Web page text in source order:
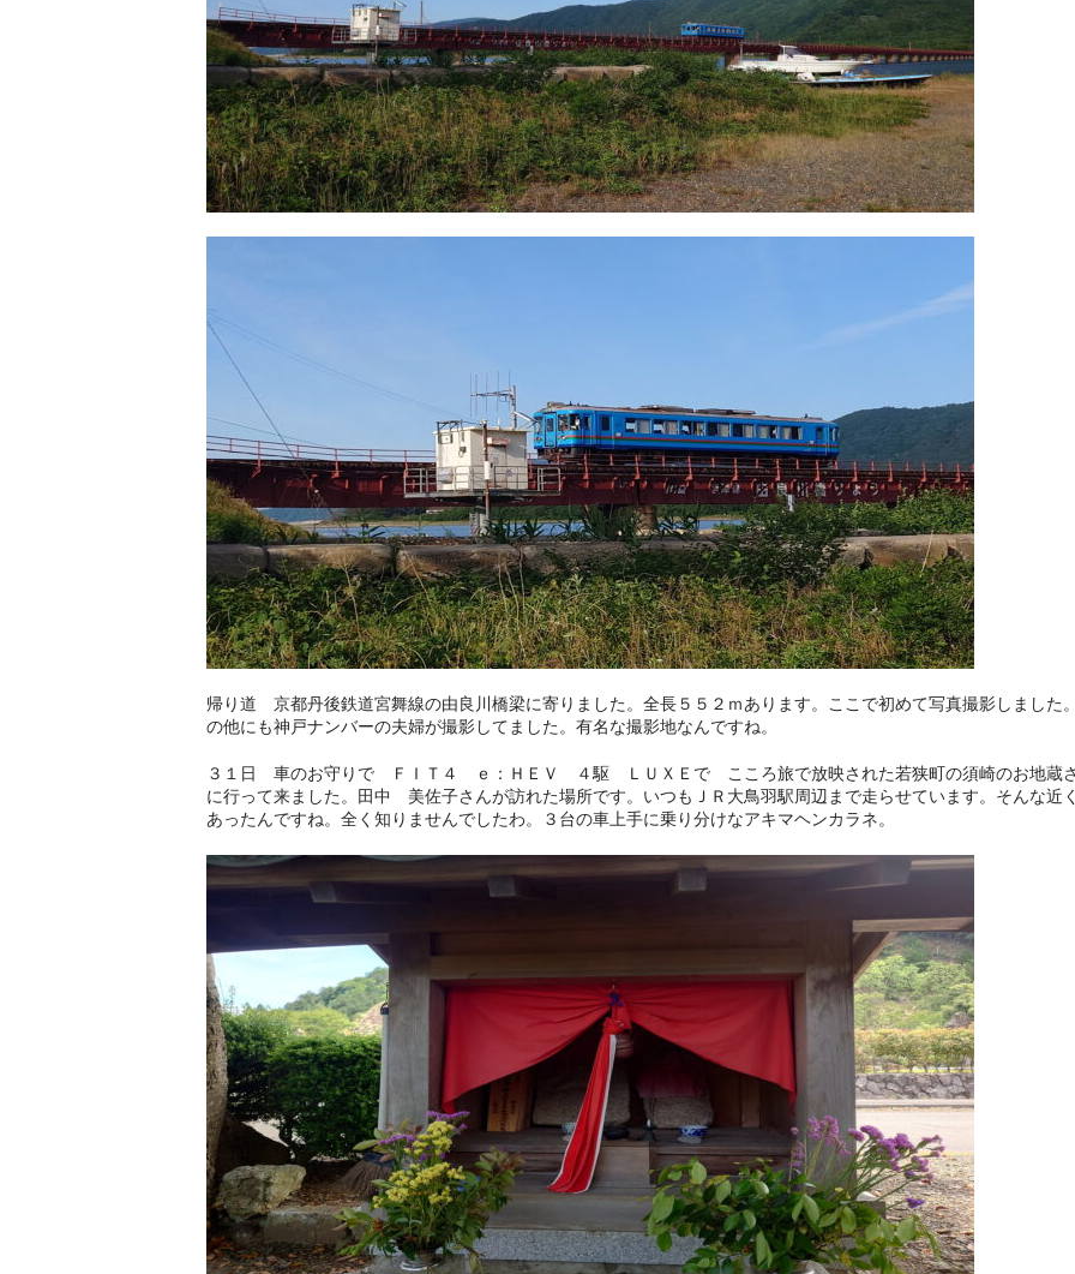
帰り道 京都丹後鉄道宮舞線の由良川橋梁に寄りました。全長５５２ｍあります。ここで初めて写真撮影しました
の他にも神戸ナンバーの夫婦が撮影してました。有名な撮影地なんですね。
３１日 車のお守りで ＦＩＴ４ ｅ：ＨＥＶ ４駆 ＬＵＸＥで こころ旅で放映された若狭町の須崎のお地蔵
に行って来ました。田中 美佐子さんが訪れた場所です。いつもＪＲ大鳥羽駅周辺まで走らせています。そんな近
あったんですね。全く知りませんでしたわ。３台の車上手に乗り分けなアキマヘンカラネ。